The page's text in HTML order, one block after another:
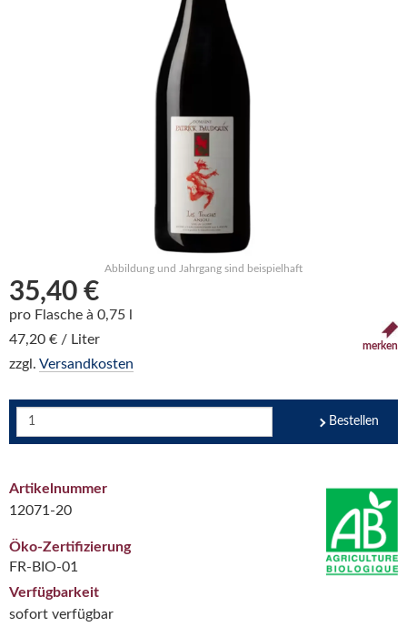
Abbildung und Jahrgang sind beispielhaft
35,40 €
pro Flasche à 0,75 l
47,20 € / Liter
zzgl. Versandkosten
merken
Bestellen
Artikelnummer
12071-20
Öko-Zertifizierung
FR-BIO-01
Verfügbarkeit
sofort verfügbar